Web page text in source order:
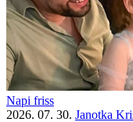
Napi friss
2026. 07. 30. Janotka